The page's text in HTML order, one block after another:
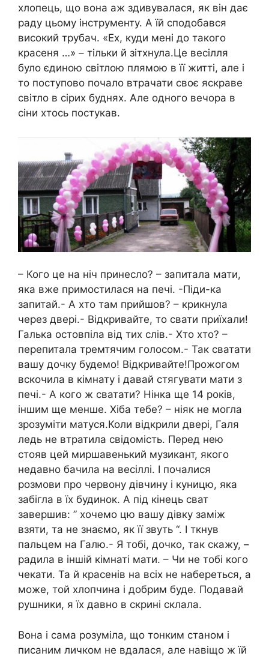
хлопець, що вона аж здивувалася, як він дає
раду цьому інструменту. А їй сподобався
високий трубач. «Ех, куди мені до такого
красеня …» – тільки й зітхнула.Це весілля
було єдиною світлою плямою в її житті, але і
то поступово почало втрачати своє яскраве
світло в сірих буднях. Але одного вечора в
сіни хтось постукав.
– Кого це на ніч принесло? – запитала мати,
яка вже примостилася на печі. -Піди-ка
запитай.- А хто там прийшов? – крикнула
через двері.- Відкривайте, то свати приїхали!
Галька остовпіла від тих слів.- Хто хто? –
перепитала тремтячим голосом.- Так сватати
вашу дочку будемо! Відкривайте!Прожогом
вскочила в кімнату і давай стягувати мати з
печі.- А кого ж сватати? Нінка ще 14 років,
іншим ще менше. Хіба тебе? – ніяк не могла
зрозуміти матуся.Коли відкрили двері, Галя
ледь не втратила свідомість. Перед нею
стояв цей миршавенький музикант, якого
недавно бачила на весіллі. І почалися
розмови про червону дівчину і куницю, яка
забігла в їх будинок. А під кінець сват
завершив: ” хочемо цю вашу дівку заміж
взяти, та не знаємо, як її звуть “. І ткнув
пальцем на Галю.- Я тобі, дочко, так скажу, –
радила в іншій кімнаті мати. – Чи не тобі кого
чекати. Та й красенів на всіх не набереться, а
може, той хлопчина і добрим буде. Подавай
рушники, я їх давно в скрині склала.
Вона і сама розуміла, що тонким станом і
писаним личком не вдалася, але навіщо ж їй